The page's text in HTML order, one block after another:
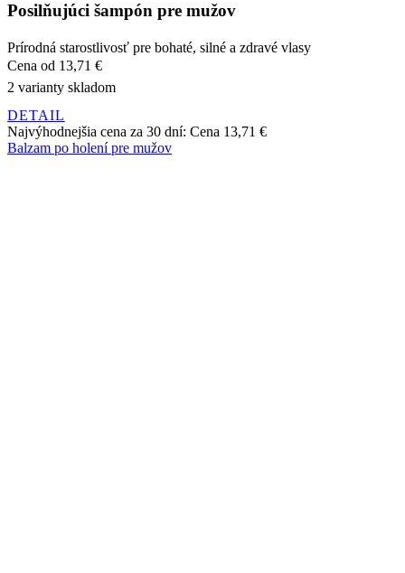
Posilňujúci šampón pre mužov
Prírodná starostlivosť pre bohaté, silné a zdravé vlasy
2 varianty skladom
Cena od 13,71 €
DETAIL
Najvýhodnejšia cena za 30 dní: Cena 13,71 €
Balzam po holení pre mužov